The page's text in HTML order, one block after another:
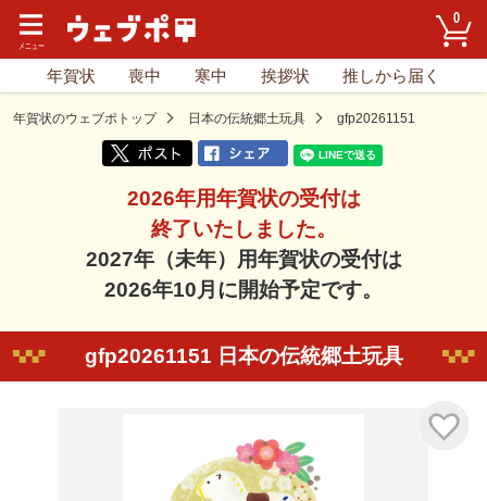
0
年賀状 喪中 寒中 挨拶状 推しから届く
年賀状のウェブポトップ 日本の伝統郷土玩具 gfp20261151
2026年用年賀状の受付は
終了いたしました。
2027年（未年）用年賀状の受付は
2026年10月に開始予定です。
gfp20261151 日本の伝統郷土玩具